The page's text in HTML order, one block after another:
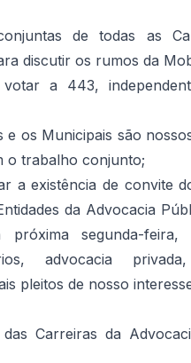
de todas as
discutir os rumos da
a 443,
os Municipais são
o trabalho conjunto;
a existência de convite
da Advocacia
segunda-feira,
advocacia
pleitos de nosso
Carreiras da